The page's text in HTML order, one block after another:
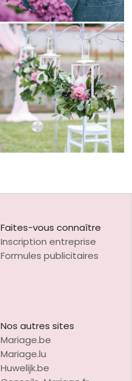
Faites-vous connaître
Inscription entreprise
Formules publicitaires
Nos autres sites
Mariage.be
Mariage.lu
Huwelijk.be